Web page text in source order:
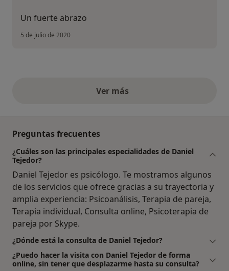
Un fuerte abrazo
5 de julio de 2020
Ver másopiniones anteriores
Preguntas frecuentes
¿Cuáles son las principales especialidades de Daniel
Tejedor?
Daniel Tejedor es psicólogo. Te mostramos algunos
de los servicios que ofrece gracias a su trayectoria y
amplia experiencia: Psicoanálisis, Terapia de pareja,
Terapia individual, Consulta online, Psicoterapia de
pareja por Skype.
¿Dónde está la consulta de Daniel Tejedor?
¿Puedo hacer la visita con Daniel Tejedor de forma
online, sin tener que desplazarme hasta su consulta?